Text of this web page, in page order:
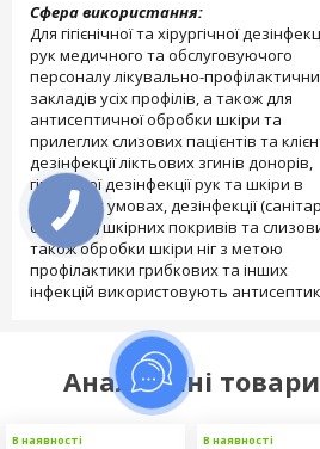
Сфера використання:
Для гігієнічної та хірургічної
рук медичного та обслуговуючого
персоналу лікувально-
закладів усіх профілів, а також для
антисептичної обробки шкіри та
прилеглих слизових пацієнтів та
дезінфекції ліктьових згинів донорів,
гігієнічної дезінфекції рук та шкіри в
домашніх умовах, дезінфекції
обробки) шкірних покривів та
також обробки шкіри ніг з метою
профілактики грибкових та інших
інфекцій використовують
Аналогічні товари
В наявності В наявності